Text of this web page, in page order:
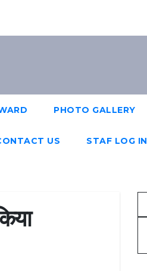
PHOTO GALLERY
US STAF LOG IN